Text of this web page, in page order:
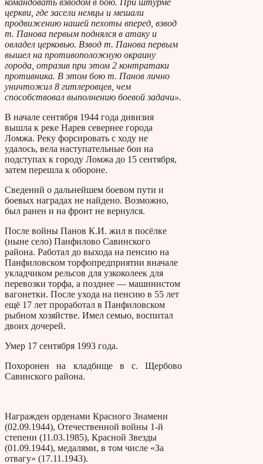
церкви, где засели немцы и мешали
продвижению нашей пехоты вперед, взвод
т. Панова первым поднялся в атаку и
овладел церковью. Взвод т. Панова первым
вышел на противоположную окраину
города, отразив при этом 2 контратаки
противника. В этом бою т. Панов лично
уничтожил 8 гитлеровцев, чем
способствовал выполнению боевой задачи».
В начале сентября 1944 года дивизия
вышла к реке Нарев севернее города
Ломжа. Реку форсировать с ходу не
удалось, вела наступательные бои на
подступах к городу Ломжа до 15 сентября,
затем перешла к обороне.
Сведений о дальнейшем боевом пути и
боевых наградах не найдено. Возможно,
был ранен и на фронт не вернулся.
После войны Панов К.И. жил в посёлке
(ныне село) Панфилово Савинского
района. Работал до выхода на пенсию на
Панфиловском торфопредприятии вначале
укладчиком рельсов для узкоколеек для
перевозки торфа, а позднее — машинистом
вагонетки. После ухода на пенсию в 55 лет
ещё 17 лет проработал в Панфиловском
рыбном хозяйстве. Имел семью, воспитал
двоих дочерей.
Умер 17 сентября 1993 года.
Похоронен на кладбище в с. Щербово
Савинского района.
Награжден орденами Красного Знамени
(02.09.1944), Отечественной войны 1-й
степени (11.03.1985), Красной Звезды
(01.09.1944), медалями, в том числе «За
отвагу» (17.11.1943).